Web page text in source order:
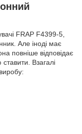
FRAP F4399-5,
Але іноді має
повніше відповідає
Взагалі